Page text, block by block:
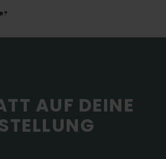
AUF DEINE